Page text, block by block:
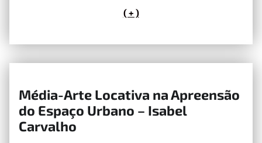
( + )
Média-Arte Locativa na Apreensão
do Espaço Urbano – Isabel
Carvalho